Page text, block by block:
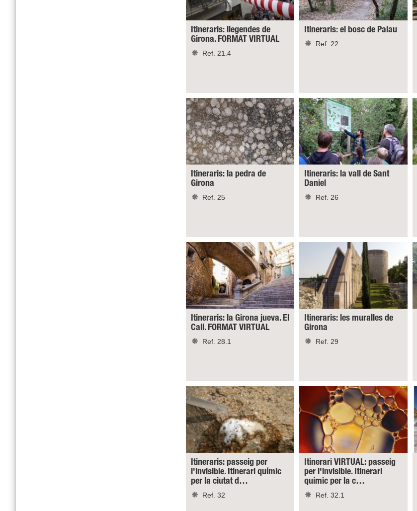
Itineraris: llegendes de
Girona. FORMAT VIRTUAL
Ref. 21.4
Itineraris: el bosc de Palau
Ref. 22
Itineraris: la pedra de
Girona
Ref. 25
Itineraris: la vall de Sant
Daniel
Ref. 26
Itineraris: la Girona jueva. El
Call. FORMAT VIRTUAL
Ref. 28.1
Itineraris: les muralles de
Girona
Ref. 29
Itineraris: passeig per
l'invisible. Itinerari químic
per la ciutat d…
Ref. 32
Itinerari VIRTUAL: passeig
per l'invisible. Itinerari
químic per la c…
Ref. 32.1